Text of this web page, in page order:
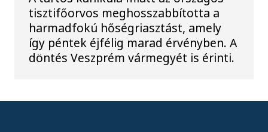
tisztifőorvos meghosszabbította a
harmadfokú hőségriasztást, amely
így péntek éjfélig marad érvényben. A
döntés Veszprém vármegyét is érinti.